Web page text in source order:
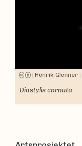
| Henrik Glenner |
Diastylis cornuta